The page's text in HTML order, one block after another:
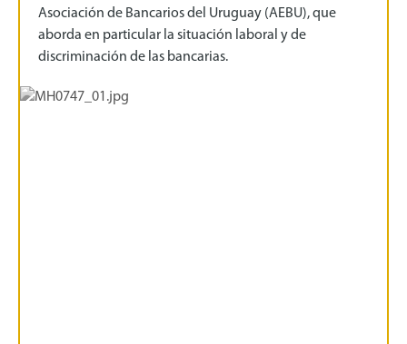
Asociación de Bancarios del Uruguay (AEBU), que
aborda en particular la situación laboral y de
discriminación de las bancarias.